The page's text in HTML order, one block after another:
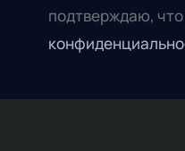
подтверждаю,